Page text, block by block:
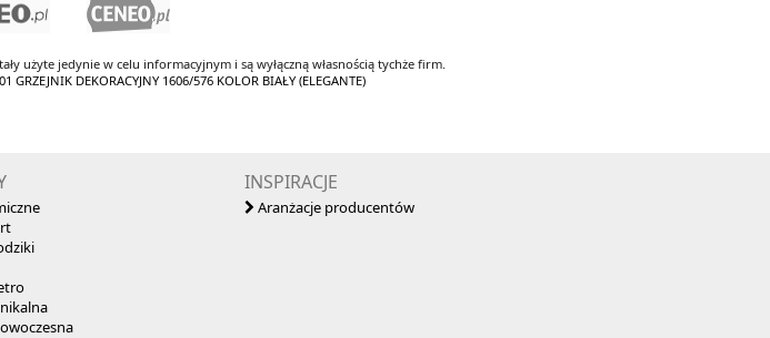
użyte jedynie w celu informacyjnym i są wyłączną własnością tychże firm.
DEKORACYJNY 1606/576 KOLOR BIAŁY (ELEGANTE)
INSPIRACJE
Aranżacje producentów